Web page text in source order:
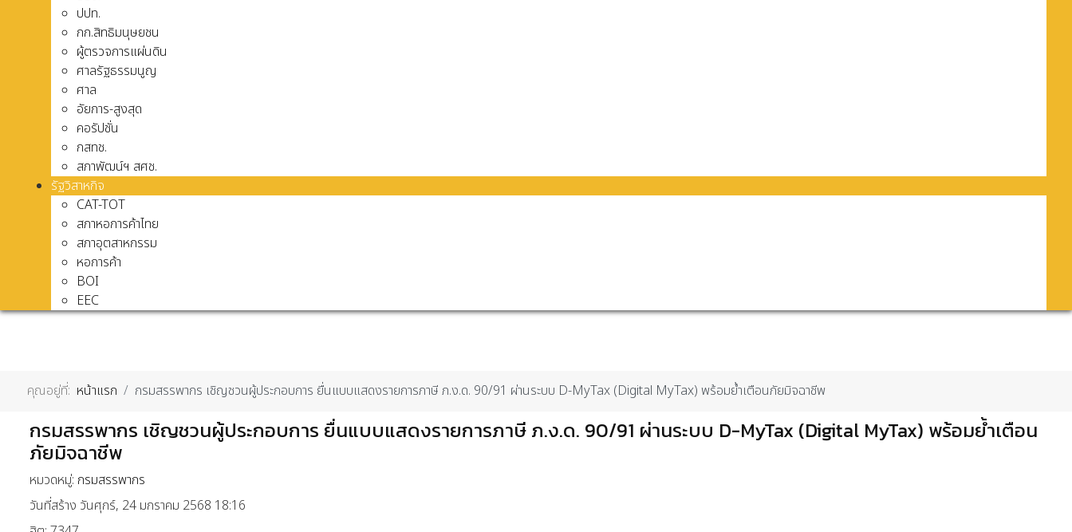
ปปท.
กก.สิทธิมนุษยชน
ผู้ตรวจการแผ่นดิน
ศาลรัฐธรรมนูญ
ศาล
อัยการ-สูงสุด
คอรัปชั่น
กสทช.
สภาพัฒน์ฯ สศช.
รัฐวิสาหกิจ
CAT-TOT
สภาหอการค้าไทย
สภาอุตสาหกรรม
หอการค้า
BOI
EEC
คุณอยู่ที่: หน้าแรก กรมสรรพากร เชิญชวนผู้ประกอบการ ยื่นแบบแสดงรายการภาษี ภ.ง.ด. 90/91 ผ่านระบบ D-MyTax (Digital MyTax) พร้อมย้ำเตือนภัยมิจฉาชีพ
กรมสรรพากร เชิญชวนผู้ประกอบการ ยื่นแบบแสดงรายการภาษี ภ.ง.ด. 90/91 ผ่านระบบ D-MyTax (Digital MyTax) พร้อมย้ำเตือน
ภัยมิจฉาชีพ
หมวดหมู่: กรมสรรพากร
วันที่สร้าง วันศุกร์, 24 มกราคม 2568 18:16